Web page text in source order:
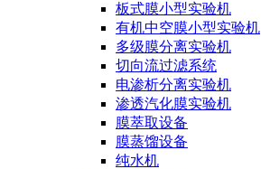
板式膜小型实验机
有机中空膜小型实验机
多级膜分离实验机
切向流过滤系统
电渗析分离实验机
渗透汽化膜实验机
膜萃取设备
膜蒸馏设备
纯水机